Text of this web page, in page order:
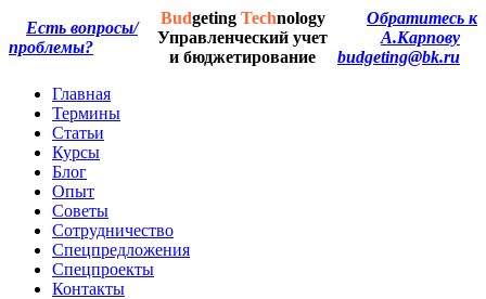
Есть вопросы/
проблемы?
Budgeting Technology
Управленческий учет
и бюджетирование
Обратитесь к
А.Карпову
budgeting@bk.ru
Главная
Термины
Статьи
Курсы
Блог
Опыт
Советы
Сотрудничество
Спецпредложения
Спецпроекты
Контакты